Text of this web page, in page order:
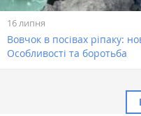
16 липня
Вовчок в посівах ріпаку:
Особливості та боротьба